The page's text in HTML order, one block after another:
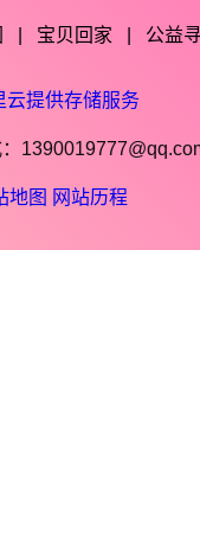
宝贝回家 公益
云提供存储服务
地图 网站历程